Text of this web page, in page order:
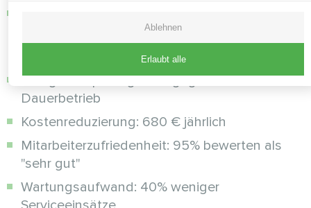
Ergebnisse nach 12 Monaten:
Energieeinsparung: 28% gegenüber
Dauerbetrieb
Kostenreduzierung: 680 € jährlich
Mitarbeiterzufriedenheit: 95% bewerten als
"sehr gut"
Wartungsaufwand: 40% weniger
Ablehnen
Erlaubt alle